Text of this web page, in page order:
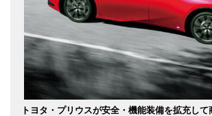
トヨタ・プリウスが安全・機能装備を拡充し